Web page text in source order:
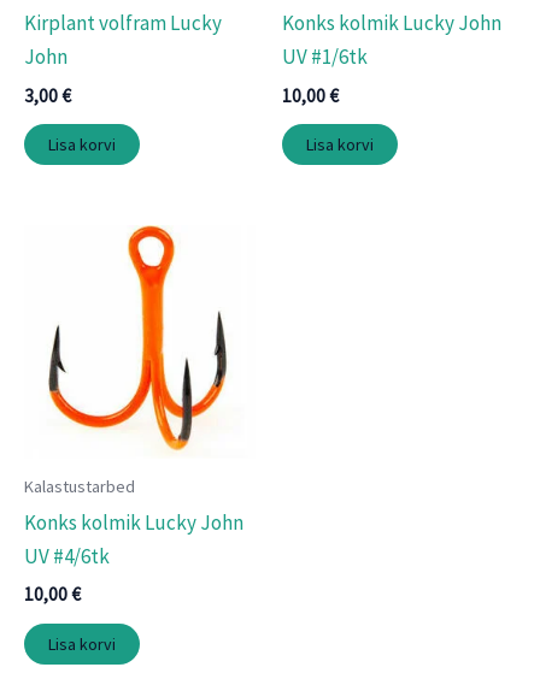
Kirplant volfram Lucky
John
3,00€
Lisa korvi
Konks kolmik Lucky John
UV #1/6tk
10,00€
Lisa korvi
Kalastustarbed
Konks kolmik Lucky John
UV #4/6tk
10,00€
Lisa korvi